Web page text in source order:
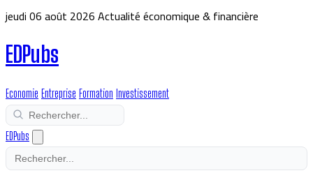
jeudi 06 août 2026Actualité économique & financière
EDPubs
Economie Entreprise Formation Investissement
EDPubs